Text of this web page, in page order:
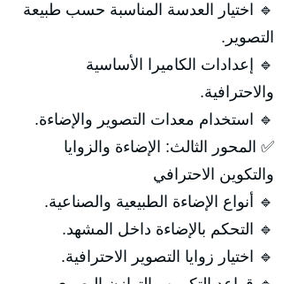
🔹 اختيار العدسة المناسبة حسب طبيعة
التصوير.
🔹 إعدادات الكاميرا الأساسية
والاحترافية.
🔹 استخدام معدات التصوير والإضاءة.
✅ المحور الثالث: الإضاءة والزوايا
والتكوين الاحترافي
🔹 أنواع الإضاءة الطبيعية والصناعية.
🔹 التحكم بالإضاءة داخل المشهد.
🔹 اختيار زوايا التصوير الاحترافية.